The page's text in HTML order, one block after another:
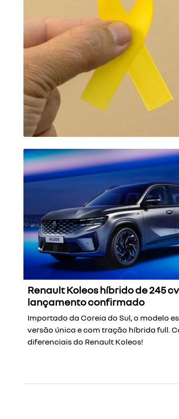
Renault Koleos híbrido de 245
lançamento confirmado
Importado da Coreia do Sul, o modelo
versão única e com tração híbrida full.
diferenciais do Renault Koleos!